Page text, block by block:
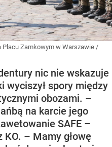
Zamkowym w Warszawie /
nic nie wskazuje
wyciszył spory między
obozami. –
na karcie jego
SAFE –
– Mamy głowę